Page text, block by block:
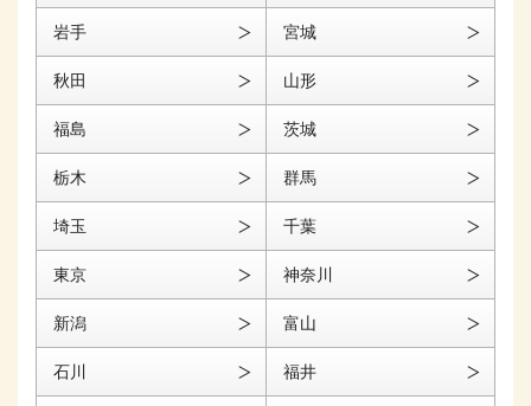
岩手 宮城
秋田 山形
福島 茨城
栃木 群馬
埼玉 千葉
東京 神奈川
新潟 富山
石川 福井